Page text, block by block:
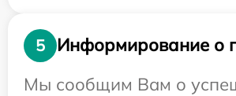
5
Информирование о
Мы сообщим Вам о